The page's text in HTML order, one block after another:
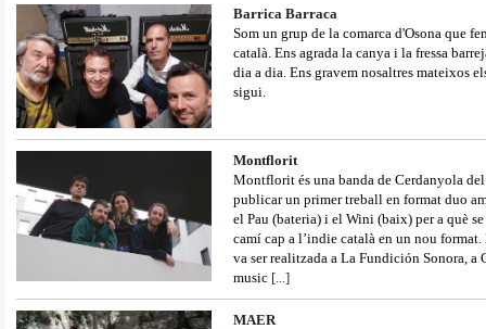
Barrica Barraca
Som un grup de la comarca d'Osona que
català. Ens agrada la canya i la fressa
dia a dia. Ens gravem nosaltres mateixos
sigui.
Montflorit
Montflorit és una banda de Cerdanyola
publicar un primer treball en format duo
el Pau (bateria) i el Wini (baix) per a què
camí cap a l’indie català en un nou
va ser realitzada a La Fundición Sonora,
music [...]
MAER